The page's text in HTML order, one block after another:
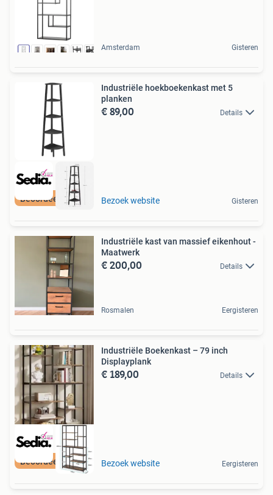
Amsterdam Gisteren
Industriële hoekboekenkast met 5
planken
€ 89,00 Details
Bezoek website Gisteren
Industriële kast van massief eikenhout -
Maatwerk
€ 200,00 Details
Rosmalen Eergisteren
Beoordeeld met 9+
Industriële Boekenkast – 79 inch
Displayplank
€ 189,00 Details
Bezoek website Eergisteren